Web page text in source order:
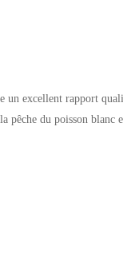
un excellent rapport
pêche du poisson